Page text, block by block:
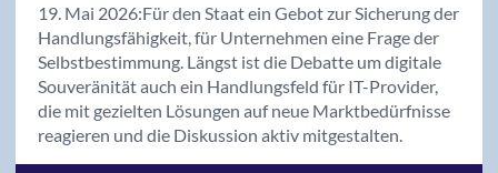
19. Mai 2026:Für den Staat ein Gebot zur Sicherung der
Handlungsfähigkeit, für Unternehmen eine Frage der
Selbstbestimmung. Längst ist die Debatte um digitale
Souveränität auch ein Handlungsfeld für IT-Provider,
die mit gezielten Lösungen auf neue Marktbedürfnisse
reagieren und die Diskussion aktiv mitgestalten.